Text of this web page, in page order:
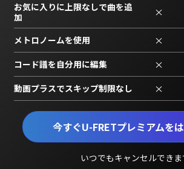
今すぐU-FRETプレミアムを
いつでもキャンセルできま
お気に入りに上限なしで曲を追
加
×
メトロノームを使用 ×
コード譜を自分用に編集 ×
動画プラスでスキップ制限なし ×